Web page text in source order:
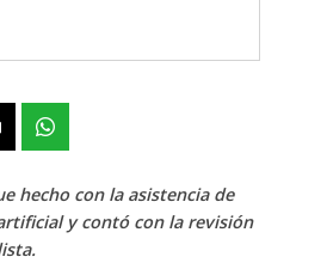
hecho con la asistencia de
y contó con la revisión